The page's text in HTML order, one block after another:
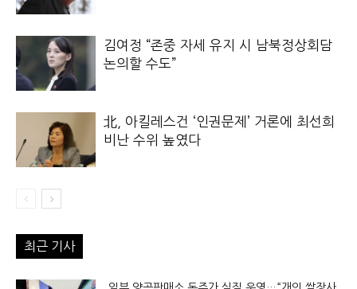
김여정 “존중 자세 유지 시 남북정상회담
논의할 수도”
北, 아킬레스건 ‘인권문제’ 거론에 최선희
비난 수위 높였다
최근 기사